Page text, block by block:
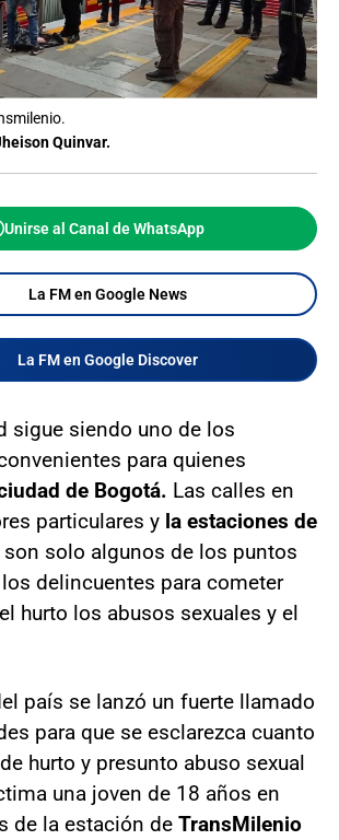
Quinvar.
Unirse al Canal de WhatsApp
La FM en Google News
La FM en Google Discover
sigue siendo uno de los
para quienes
de Bogotá. Las calles en
particulares y la estaciones de
son solo algunos de los puntos
delincuentes para cometer
hurto los abusos sexuales y el
país se lanzó un fuerte llamado
para que se esclarezca cuanto
hurto y presunto abuso sexual
una joven de 18 años en
de la estación de TransMilenio